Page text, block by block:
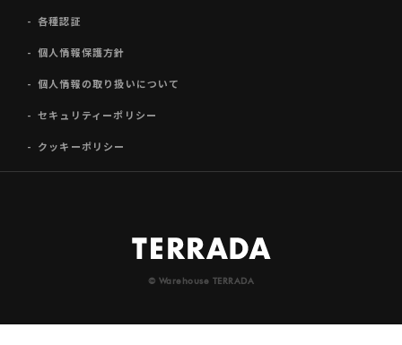
各種認証
個人情報保護方針
個人情報の取り扱いについて
セキュリティーポリシー
クッキーポリシー
© Warehouse TERRADA